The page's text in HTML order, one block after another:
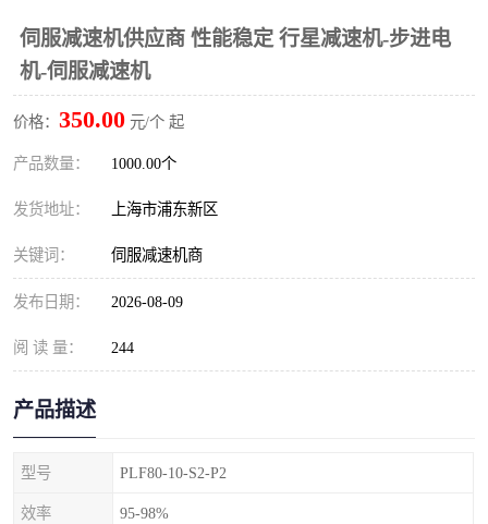
伺服减速机供应商 性能稳定 行星减速机-步进电
机-伺服减速机
价格： 350.00 元/个 起
产品数量： 1000.00个
发货地址： 上海市浦东新区
关键词： 伺服减速机商
发布日期： 2026-08-09
阅 读 量： 244
产品描述
型号 PLF80-10-S2-P2
效率 95-98%